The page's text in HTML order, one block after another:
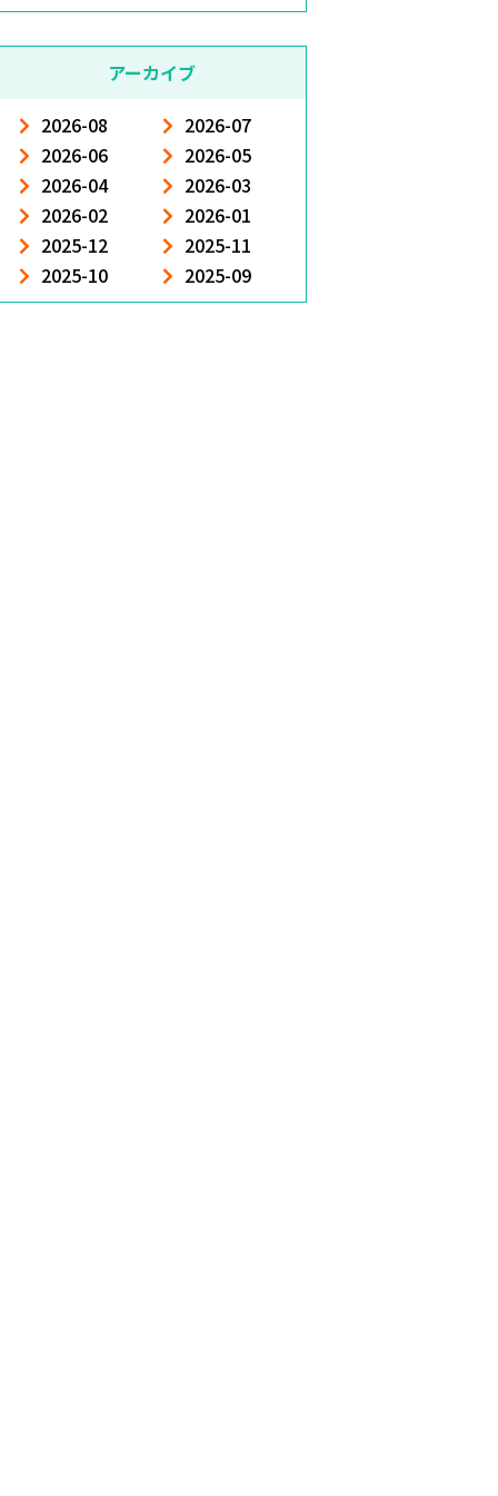
アーカイブ
2026-08
2026-07
2026-06
2026-05
2026-04
2026-03
2026-02
2026-01
2025-12
2025-11
2025-10
2025-09